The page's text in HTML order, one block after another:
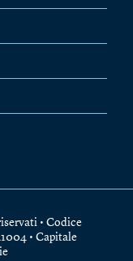
• Codice
• Capitale